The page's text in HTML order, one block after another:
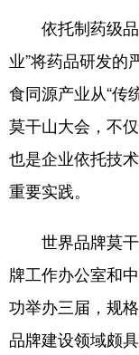
依托制药级品
业”将药品研发的
食同源产业从“传
莫干山大会，不
也是企业依托技
重要实践。
世界品牌莫干
牌工作办公室和
功举办三届，规
品牌建设领域颇